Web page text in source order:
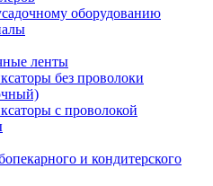
оборудованию
ленты
без проволоки
с проволокой
и кондитерского